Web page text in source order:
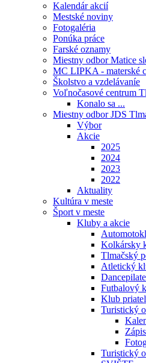
Kalendár akcií
Mestské noviny
Fotogaléria
Ponúka práce
Farské oznamy
Miestny odbor Matice
MC LIPKA - materské
Školstvo a vzdelávaníe
Voľnočasové centrum
Konalo sa ...
Miestny odbor JDS
Výbor
Akcie
2025
2024
2023
2022
Aktuality
Kultúra v meste
Šport v meste
Kluby a akcie
Kolkársky
Tlmačský
Atletický
Futbalový
Klub
Turistický
Turistický